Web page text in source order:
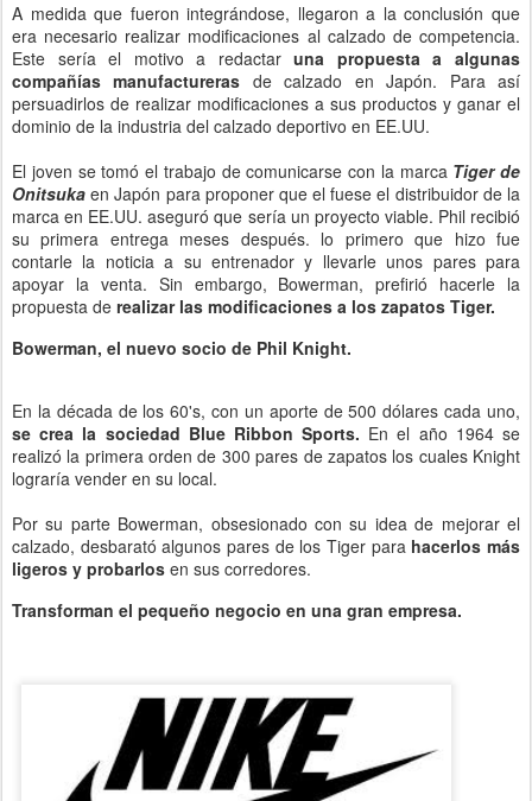
A medida que fueron integrándose, llegaron a la conclusión que
era necesario realizar modificaciones al calzado de competencia.
Este sería el motivo a redactaruna propuesta a algunas
compañías manufactureras de calzado en Japón. Para así
persuadirlos de realizar modificaciones a sus productos y ganar el
dominio de la industria del calzado deportivo en EE.UU.
El joven se tomó el trabajo de comunicarse con la marca Tiger de
Onitsuka en Japón para proponer que el fuese el distribuidor de la
marca en EE.UU. aseguró que sería un proyecto viable. Phil recibió
su primera entrega meses después. lo primero que hizo fue
contarle la noticia a su entrenador y llevarle unos pares para
apoyar la venta. Sin embargo, Bowerman, prefirió hacerle la
propuesta de realizar las modificaciones a los zapatos Tiger.
Bowerman, el nuevo socio de Phil Knight.
En la década de los 60's, con un aporte de 500 dólares cada uno,
se crea la sociedad Blue Ribbon Sports. En el año 1964 se
realizó la primera orden de 300 pares de zapatos los cuales Knight
lograría vender en su local.
Por su parte Bowerman, obsesionado con su idea de mejorar el
calzado, desbarató algunos pares de los Tiger para hacerlos más
ligeros y probarlos en sus corredores.
Transforman el pequeño negocio en una gran empresa.